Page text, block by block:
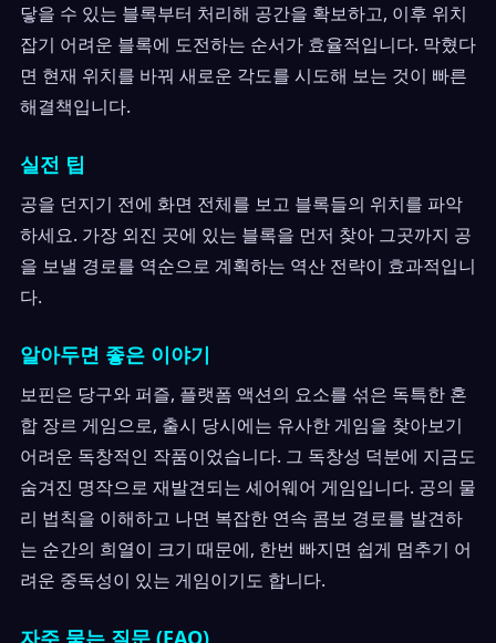
닿을 수 있는 블록부터 처리해 공간을 확보하고, 이후 위치
잡기 어려운 블록에 도전하는 순서가 효율적입니다. 막혔다
면 현재 위치를 바꿔 새로운 각도를 시도해 보는 것이 빠른
해결책입니다.
실전 팁
공을 던지기 전에 화면 전체를 보고 블록들의 위치를 파악
하세요. 가장 외진 곳에 있는 블록을 먼저 찾아 그곳까지 공
을 보낼 경로를 역순으로 계획하는 역산 전략이 효과적입니
다.
알아두면 좋은 이야기
보핀은 당구와 퍼즐, 플랫폼 액션의 요소를 섞은 독특한 혼
합 장르 게임으로, 출시 당시에는 유사한 게임을 찾아보기
어려운 독창적인 작품이었습니다. 그 독창성 덕분에 지금도
숨겨진 명작으로 재발견되는 셰어웨어 게임입니다. 공의 물
리 법칙을 이해하고 나면 복잡한 연속 콤보 경로를 발견하
는 순간의 희열이 크기 때문에, 한번 빠지면 쉽게 멈추기 어
려운 중독성이 있는 게임이기도 합니다.
자주 묻는 질문 (FAQ)